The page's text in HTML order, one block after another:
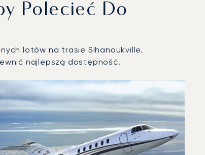
Polecieć Do
lotów na trasie Sihanoukville.
najlepszą dostępność.